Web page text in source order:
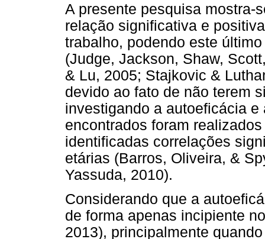
A presente pesquisa mostra-
relação significativa e
trabalho, podendo este
(Judge, Jackson, Shaw,
& Lu, 2005; Stajkovic &
devido ao fato de não terem
investigando a autoeficácia
encontrados foram
identificadas correlações
etárias (Barros, Oliveira, &
Yassuda, 2010).
Considerando que a
de forma apenas incipiente
2013), principalmente